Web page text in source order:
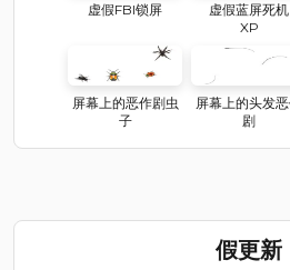
虚假FBI锁屏
虚假蓝屏死机
XP
屏幕上的恶作剧虫
子
屏幕上的头发
剧
假更新